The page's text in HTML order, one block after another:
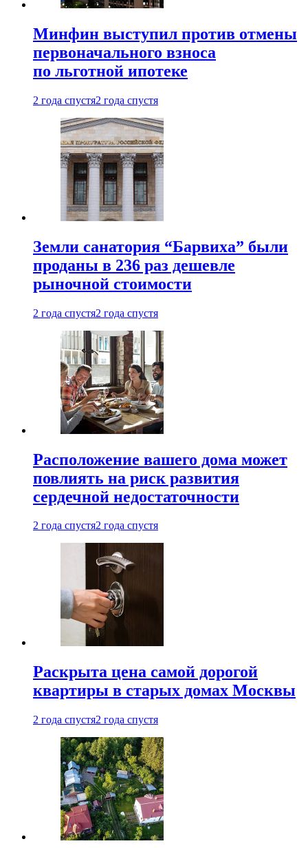
Минфин выступил против отмены
первоначального взноса
по льготной ипотеке
2 года спустя2 года спустя
Земли санатория “Барвиха” были
проданы в 236 раз дешевле
рыночной стоимости
2 года спустя2 года спустя
Расположение вашего дома может
повлиять на риск развития
сердечной недостаточности
2 года спустя2 года спустя
Раскрыта цена самой дорогой
квартиры в старых домах Москвы
2 года спустя2 года спустя